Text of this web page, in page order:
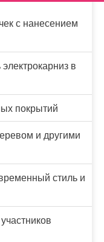
с нанесением
в
покрытий
и другими
стиль и